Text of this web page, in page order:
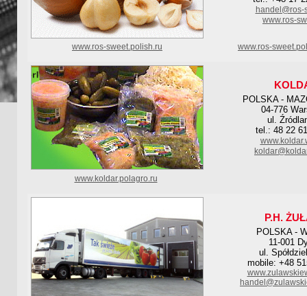
handel@ros-
www.ros-
www.ros-sweet.polish.ru www.ros-
POLSKA -
04-776
ul.
tel.: 48 22
www.koldar.polagro.ru
P.H.
POLSKA -
11-001
ul.
mobile: +48